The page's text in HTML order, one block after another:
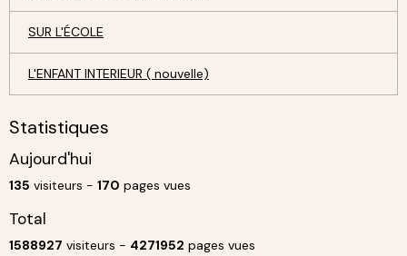
SUR L'ÉCOLE
L'ENFANT INTERIEUR ( nouvelle)
Statistiques
Aujourd'hui
135 visiteurs - 170 pages vues
Total
1588927 visiteurs - 4271952 pages vues